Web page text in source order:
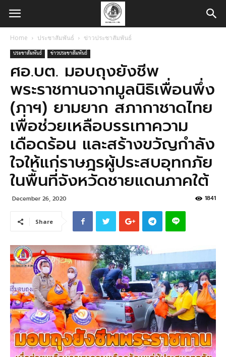
Home ประชาสัมพันธ์ ข่าวประชาสัมพันธ์
ประชาสัมพันธ์ ข่าวประชาสัมพันธ์
ศอ.บต. มอบถุงยังชีพ
พระราชทานจากมูลนิธิเพื่อนพึ่ง
(ภาฯ) ยามยาก สภากาชาดไทย
เพื่อช่วยเหลือบรรเทาความ
เดือดร้อน และสร้างขวัญกำลัง
ใจให้แก่ราษฎรผู้ประสบอุทกภัย
ในพื้นที่จังหวัดชายแดนภาคใต้
December 26, 2020 1841
Share